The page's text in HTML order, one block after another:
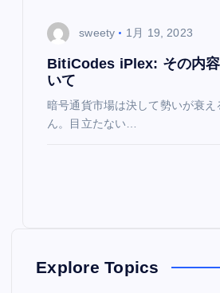
sweety 1月 19, 2023
BitiCodes iPlex: その内
いて
暗号通貨市場は決して勢いが衰
ん。目立たない…
Explore Topics